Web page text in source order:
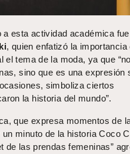
a esta actividad académica
, quien enfatizó la importancia
el tema de la moda, ya que
sino que es una expresión
simboliza ciertos
la historia del mundo”.
que expresa momentos de
minuto de la historia Coco
de las prendas femeninas”